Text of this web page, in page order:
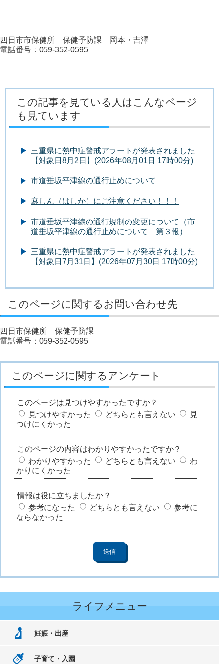
四日市市保健所 保健予防課 岡本・吉澤
電話番号：059-352-0595
この記事を見ている人はこんなページ
も見ています
三重県に熱中症警戒アラートが発表されました
【対象日8月2日】(2026年08月01日 17時00分)
市道垂坂平津線の通行止めについて
麻しん（はしか）にご注意ください！！！
市道垂坂平津線の通行規制の変更について（市
道垂坂平津線の通行止めについて 第３報）
三重県に熱中症警戒アラートが発表されました
【対象日7月31日】(2026年07月30日 17時00分)
このページに関するお問い合わせ先
四日市保健所 保健予防課
電話番号：059-352-0595
このページに関するアンケート
このページは見つけやすかったですか？
見つけやすかった
どちらとも言えない
見
つけにくかった
このページの内容はわかりやすかったですか？
わかりやすかった
どちらとも言えない
わ
かりにくかった
情報は役に立ちましたか？
参考になった
どちらとも言えない
参考に
ならなかった
ライフメニュー
妊娠・出産
子育て・入園